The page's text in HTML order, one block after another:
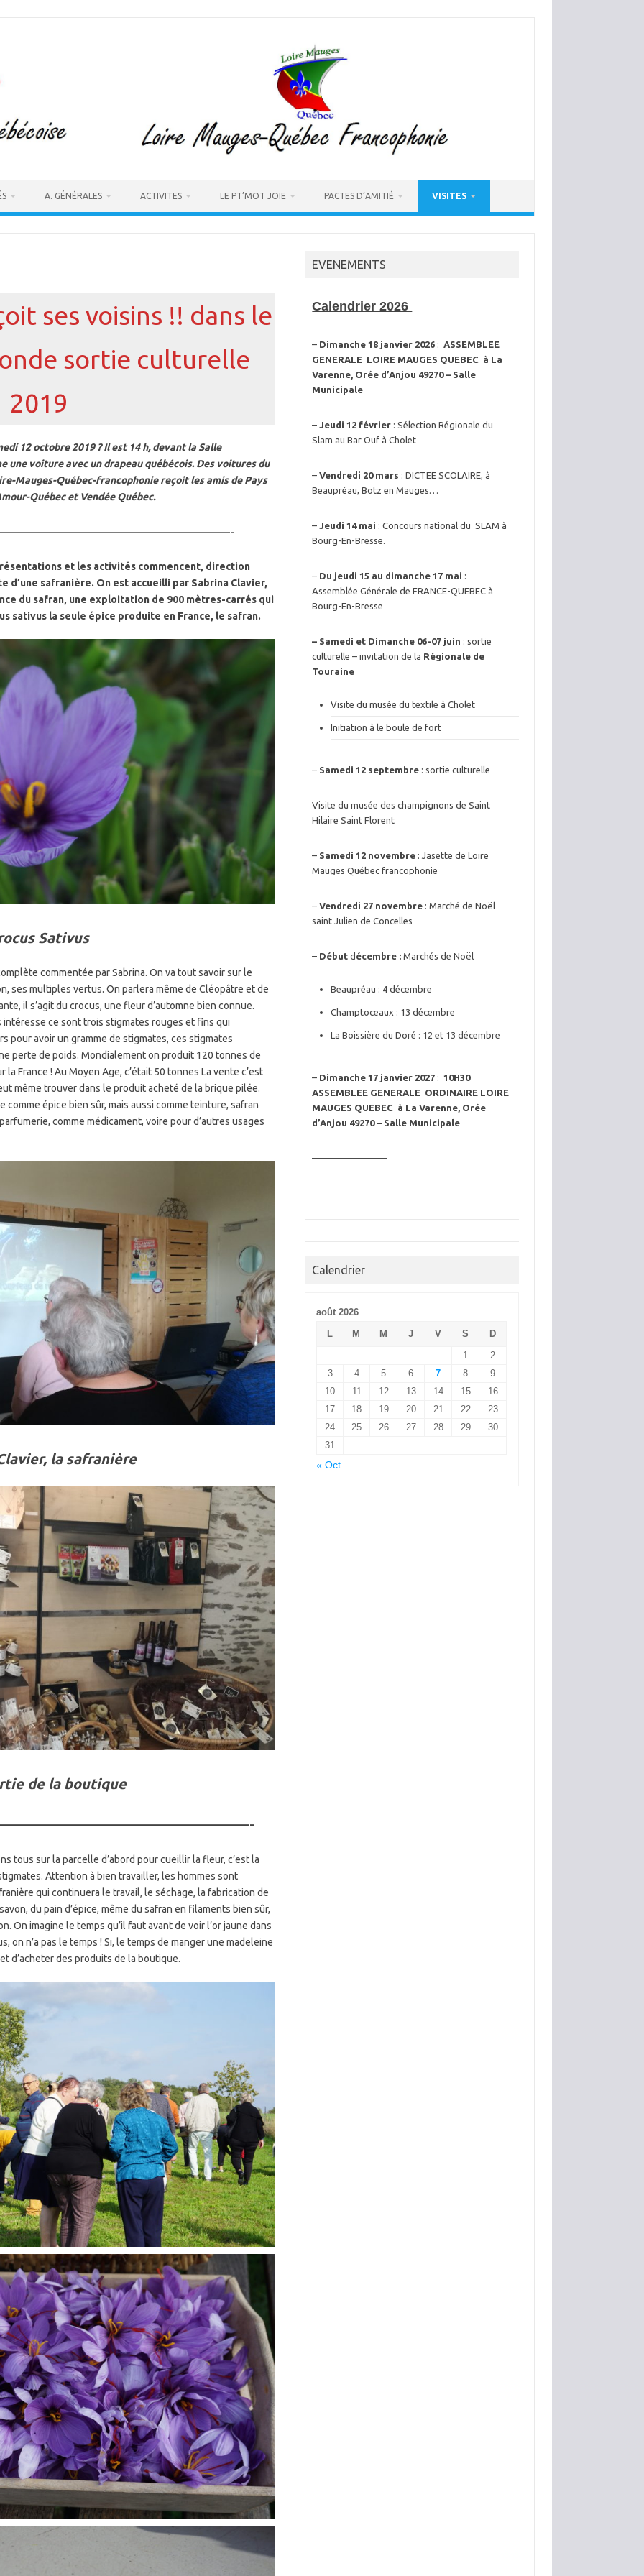
A. GÉNÉRALES ACTIVITES LE PT’MOT JOIE PACTES D’AMITIÉ VISITES
ses voisins !! dans le
sortie culturelle
2019
12 octobre 2019 ? Il est 14 h, devant la Salle
une voiture avec un drapeau québécois. Des voitures du
Mauges-Québec-francophonie reçoit les amis de Pays
Québec et Vendée Québec.
et les activités commencent, direction
d’une safranière. On est accueilli par Sabrina Clavier,
du safran, une exploitation de 900 mètres-carrés qui
sativus la seule épice produite en France, le safran.
Sativus
commentée par Sabrina. On va tout savoir sur le
ses multiples vertus. On parlera même de Cléopâtre et de
il s’agit du crocus, une fleur d’automne bien connue.
ce sont trois stigmates rouges et fins qui
pour avoir un gramme de stigmates, ces stigmates
perte de poids. Mondialement on produit 120 tonnes de
France ! Au Moyen Age, c’était 50 tonnes La vente c’est
même trouver dans le produit acheté de la brique pilée.
comme épice bien sûr, mais aussi comme teinture, safran
comme médicament, voire pour d’autres usages
la safranière
de la boutique
tous sur la parcelle d’abord pour cueillir la fleur, c’est la
Attention à bien travailler, les hommes sont
qui continuera le travail, le séchage, la fabrication de
du pain d’épice, même du safran en filaments bien sûr,
On imagine le temps qu’il faut avant de voir l’or jaune dans
on n’a pas le temps ! Si, le temps de manger une madeleine
d’acheter des produits de la boutique.
EVENEMENTS
Calendrier 2026
– Dimanche 18 janvier 2026 :ASSEMBLEE
GENERALE LOIRE MAUGES QUEBEC à La
Varenne, Orée d’Anjou 49270 – Salle
Municipale
–Jeudi 12 février : Sélection Régionale du
Slam au Bar Ouf à Cholet
–Vendredi 20 mars : DICTEE SCOLAIRE, à
Beaupréau, Botz en Mauges…
–Jeudi 14 mai : Concours national du SLAM à
Bourg-En-Bresse.
– Du jeudi 15 au dimanche 17 mai :
Assemblée Générale de FRANCE-QUEBEC à
Bourg-En-Bresse
– Samedi et Dimanche 06-07 juin : sortie
culturelle – invitation de la Régionale de
Touraine
Visite du musée du textile à Cholet
Initiation à le boule de fort
– Samedi 12 septembre : sortie culturelle
Visite du musée des champignons de Saint
Hilaire Saint Florent
– Samedi 12 novembre : Jasette de Loire
Mauges Québec francophonie
–Vendredi 27 novembre : Marché de Noël
saint Julien de Concelles
– Début d écembre :Marchés de Noël
Beaupréau : 4 décembre
Champtoceaux : 13 décembre
La Boissière du Doré : 12 et 13 décembre
– Dimanche 17 janvier 2027 :10H30
ASSEMBLEE GENERALE ORDINAIRE LOIRE
MAUGES QUEBEC à La Varenne, Orée
d’Anjou 49270 – Salle Municipale
————————
Calendrier
août 2026
L
M M J V S
D
1
2
3
4 5 6 7 8
9
10
11 12 13 14 15
16
17
18 19 20 21 22
23
24
25 26 27 28 29
30
31
« Oct